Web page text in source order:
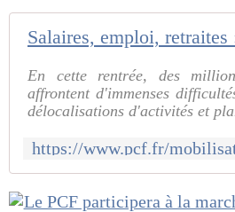
En cette rentrée, des
affrontent d'immenses
délocalisations d'activités et